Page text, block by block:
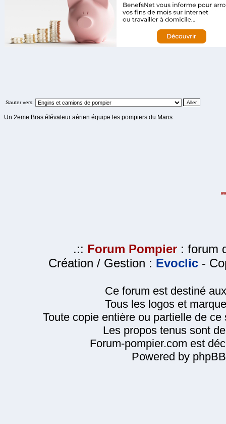
Sauter vers:
Un 2eme Bras élévateur aérien équipe les pompiers du Mans
.:: Forum Pompier : forum
Création / Gestion : Evoclic -
Ce forum est destiné
Tous les logos et
Toute copie entière ou partielle de
Les propos tenus sont
Forum-pompier.com est
Powered by